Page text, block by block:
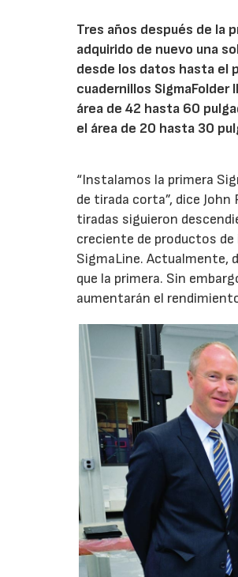
Tres años después de la
adquirido de nuevo una
desde los datos hasta el
cuadernillos
área de 42 hasta 60
el área de 20 hasta 30
“Instalamos la primera
de tirada corta”, dice
tiradas siguieron
creciente de productos
SigmaLine. Actualmente,
que la primera. Sin
aumentarán el